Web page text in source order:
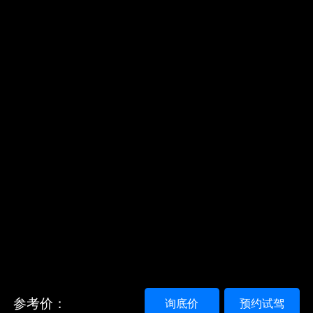
参考价： 预约试驾
询底价